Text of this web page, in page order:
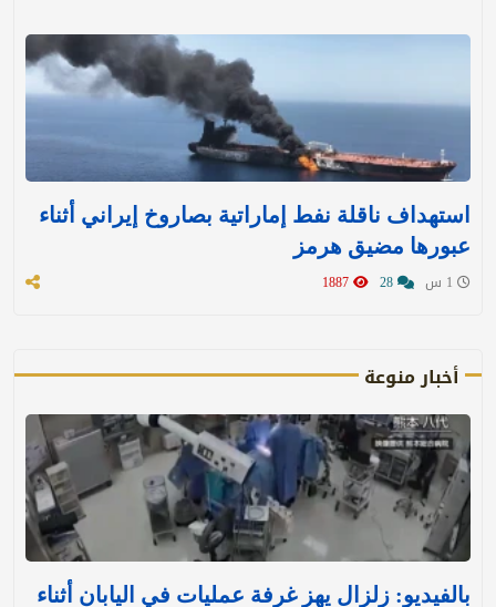
استهداف ناقلة نفط إماراتية بصاروخ إيراني أثناء
عبورها مضيق هرمز
أخبار منوعة
بالفيديو: زلزال يهز غرفة عمليات في اليابان أثناء